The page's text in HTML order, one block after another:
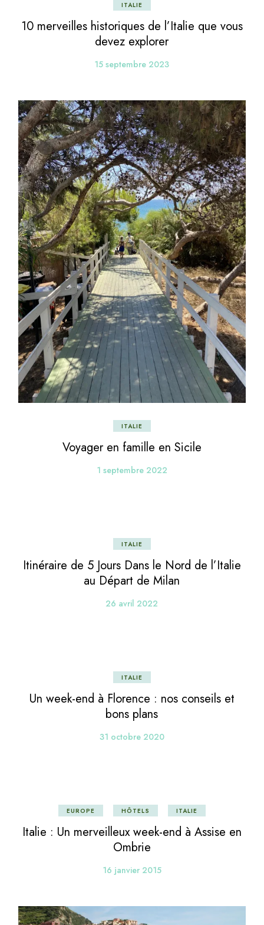
ITALIE
10 merveilles historiques de l’Italie que vous
devez explorer
15 septembre 2023
ITALIE
Voyager en famille en Sicile
1 septembre 2022
ITALIE
Itinéraire de 5 Jours Dans le Nord de l’Italie
au Départ de Milan
26 avril 2022
ITALIE
Un week-end à Florence : nos conseils et
bons plans
31 octobre 2020
EUROPE HÔTELS ITALIE
Italie : Un merveilleux week-end à Assise en
Ombrie
16 janvier 2015